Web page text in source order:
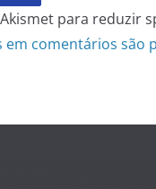
para reduzir
em comentários são